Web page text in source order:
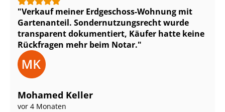
Verkauf meiner Erdgeschoss-Wohnung mit
Gartenanteil. Son­der­nut­zungs­recht wurde
transparent dokumentiert, Käufer hatte keine
Rückfragen mehr beim Notar.
Mohamed Keller
vor 4 Monaten